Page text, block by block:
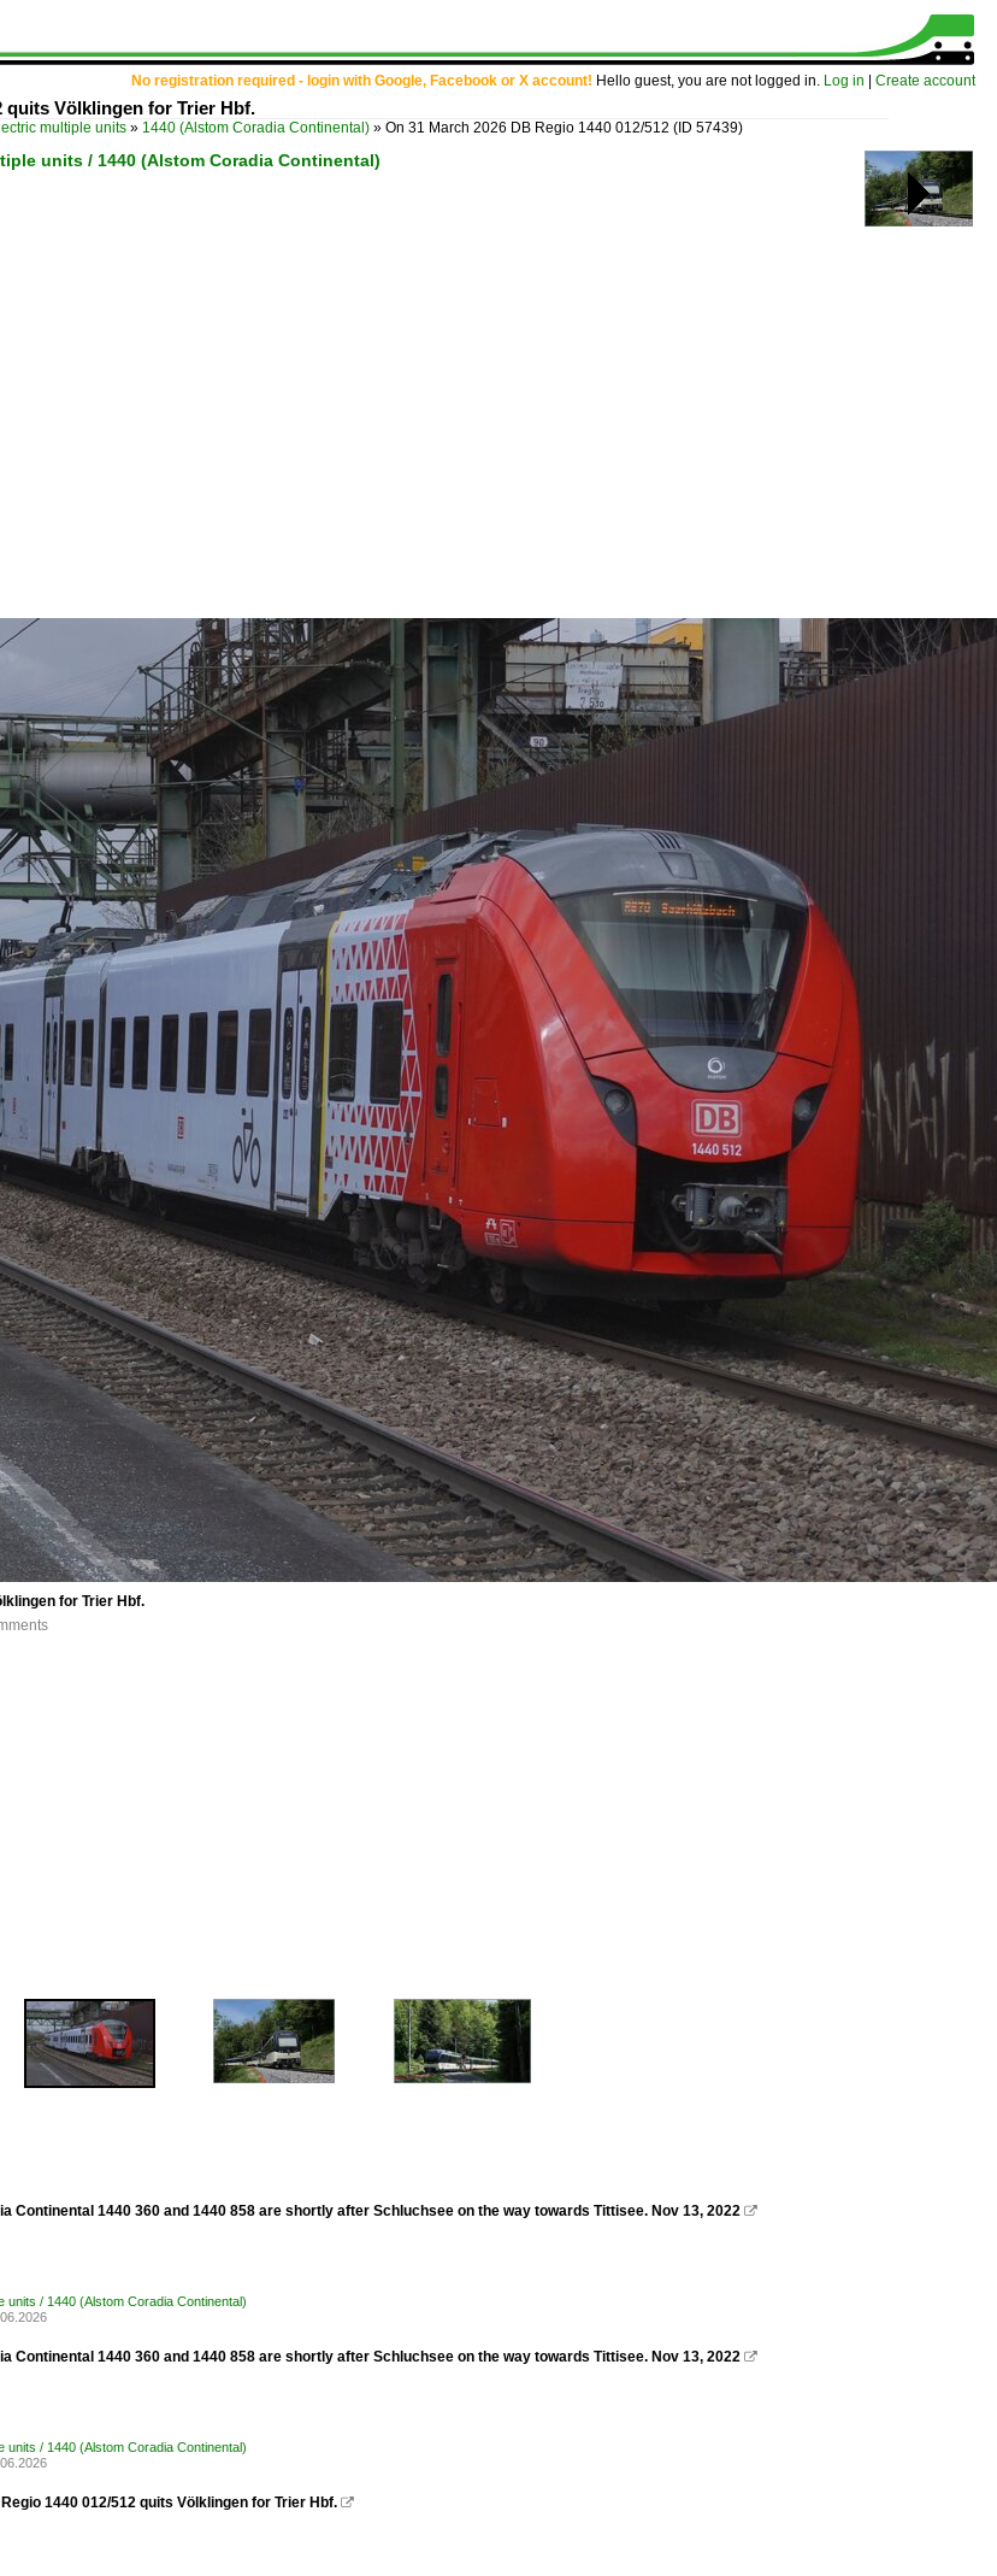
No registration required - login with Google, Facebook or X account! Hello guest, you are not logged in. Log in Create account
quits Völklingen for Trier Hbf.
multiple units » 1440 (Alstom Coradia Continental) » On 31 March 2026 DB Regio 1440 012/512 (ID 57439)
units / 1440 (Alstom Coradia Continental)
for Trier Hbf.
Continental 1440 360 and 1440 858 are shortly after Schluchsee on the way towards Tittisee. Nov 13, 2022 
units / 1440 (Alstom Coradia Continental)
Continental 1440 360 and 1440 858 are shortly after Schluchsee on the way towards Tittisee. Nov 13, 2022 
units / 1440 (Alstom Coradia Continental)
1440 012/512 quits Völklingen for Trier Hbf. 